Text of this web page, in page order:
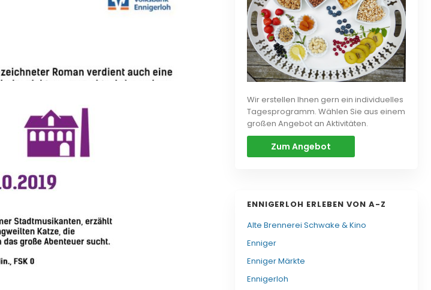
Wir erstellen Ihnen gern ein individuelles
Tagesprogramm. Wählen Sie aus einem
großen Angebot an Aktivitäten.
Zum Angebot
ENNIGERLOH ERLEBEN VON A-Z
Alte Brennerei Schwake & Kino
Enniger
Enniger Märkte
Ennigerloh